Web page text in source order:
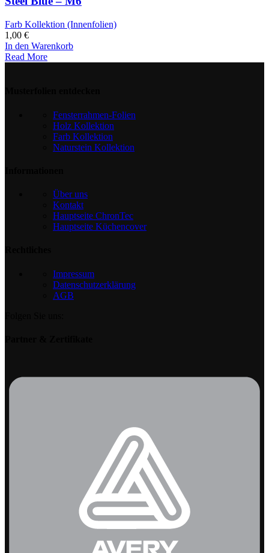
Farb Kollektion (Innenfolien)
1,00 €
In den Warenkorb
Read More
Fensterrahmen-Folien
Holz Kollektion
Farb Kollektion
Naturstein Kollektion
Über uns
Kontakt
Hauptseite ChronTec
Hauptseite Küchencover
Impressum
Datenschutzerklärung
AGB